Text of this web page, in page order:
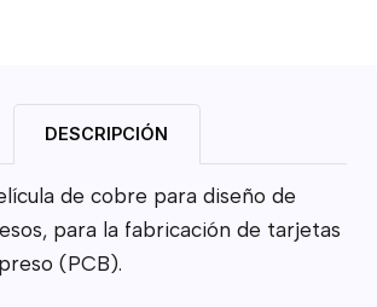
DESCRIPCIÓN
de cobre para diseño de
para la fabricación de tarjetas
(PCB).